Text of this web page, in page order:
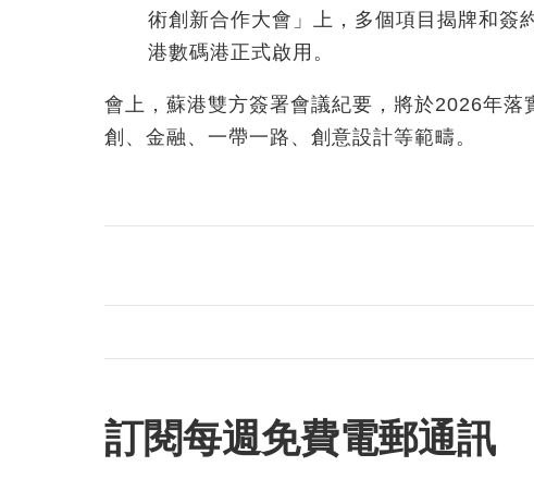
術創新合作大會」上，多個項目揭牌和簽
港數碼港正式啟用。
會上，蘇港雙方簽署會議紀要，將於2026年
創、金融、一帶一路、創意設計等範疇。
訂閱每週免費電郵通訊